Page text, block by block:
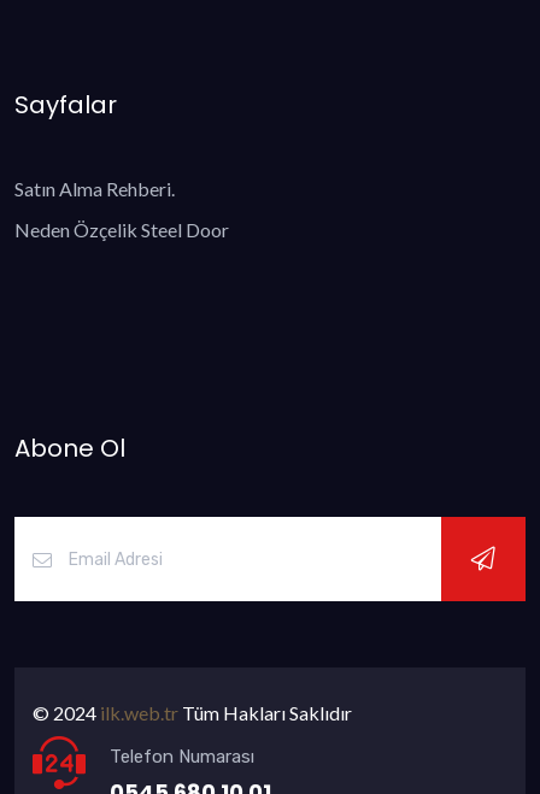
Sayfalar
Satın Alma Rehberi.
Neden Özçelik Steel Door
Abone Ol
© 2024 ilk.web.tr Tüm Hakları Saklıdır
Telefon Numarası